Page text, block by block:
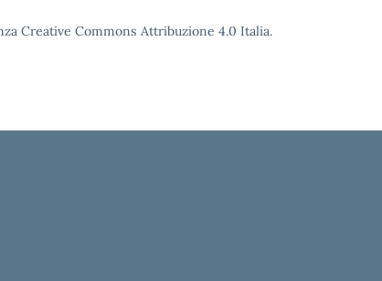
Creative Commons Attribuzione 4.0 Italia.